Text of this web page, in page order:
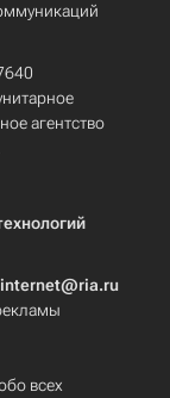
агентство
всех